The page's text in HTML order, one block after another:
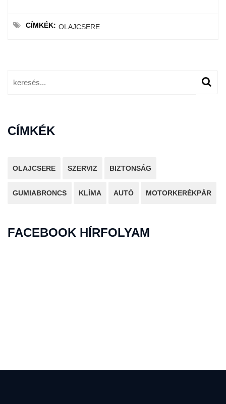
CÍMKÉK: OLAJCSERE
CÍMKÉK
OLAJCSERE SZERVIZ BIZTONSÁG
GUMIABRONCS KLÍMA AUTÓ MOTORKERÉKPÁR
FACEBOOK HÍRFOLYAM